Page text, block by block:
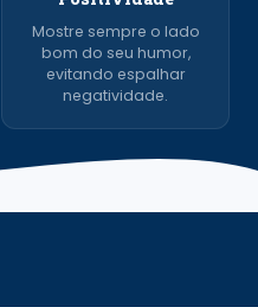
Mostre sempre o lado
bom do seu humor,
evitando espalhar
negatividade.